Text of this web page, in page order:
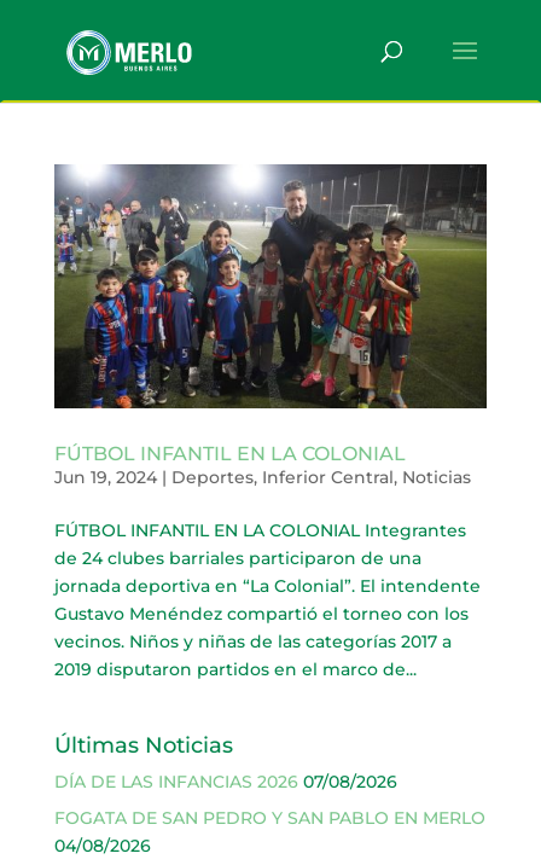
FÚTBOL INFANTIL EN LA COLONIAL
Jun 19, 2024| Deportes, Inferior Central, Noticias
FÚTBOL INFANTIL EN LA COLONIAL Integrantes
de 24 clubes barriales participaron de una
jornada deportiva en “La Colonial”. El intendente
Gustavo Menéndez compartió el torneo con los
vecinos. Niños y niñas de las categorías 2017 a
2019 disputaron partidos en el marco de...
Últimas Noticias
DÍA DE LAS INFANCIAS 2026 07/08/2026
FOGATA DE SAN PEDRO Y SAN PABLO EN MERLO
04/08/2026